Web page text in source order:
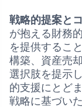
戦略的提案と
が抱える財務
を提供するこ
構築、資産売
選択肢を提示
的支援にとど
戦略に基づい